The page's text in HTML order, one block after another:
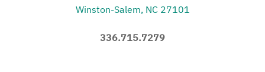
Winston-Salem, NC 27101
336.715.7279